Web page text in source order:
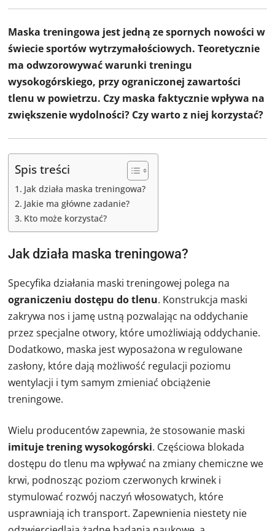
Maska treningowa jest jedną ze spornych nowości w
świecie sportów wytrzymałościowych. Teoretycznie
ma odwzorowywać warunki treningu
wysokogórskiego, przy ograniczonej zawartości
tlenu w powietrzu. Czy maska faktycznie wpływa na
zwiększenie wydolności? Czy warto z niej korzystać?
Spis treści
Jak działa maska treningowa?
Jakie ma główne zadanie?
Kto może korzystać?
Jak działa maska treningowa?
Specyfika działania maski treningowej polega na
ograniczeniu dostępu do tlenu. Konstrukcja maski
zakrywa nos i jamę ustną pozwalając na oddychanie
przez specjalne otwory, które umożliwiają oddychanie.
Dodatkowo, maska jest wyposażona w regulowane
zasłony, które dają możliwość regulacji poziomu
wentylacji i tym samym zmieniać obciążenie
treningowe.
Wielu producentów zapewnia, że stosowanie maski
imituje trening wysokogórski. Częściowa blokada
dostępu do tlenu ma wpływać na zmiany chemiczne we
krwi, podnosząc poziom czerwonych krwinek i
stymulować rozwój naczyń włosowatych, które
usprawniają ich transport. Zapewnienia niestety nie